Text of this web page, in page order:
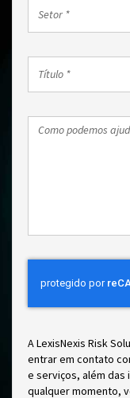
de
trabalho
Setor *
Como
podemos
A LexisNexis Risk
entrar em contato
e serviços, além
qualquer momento,